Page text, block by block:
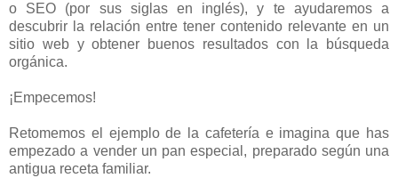
o SEO (por sus siglas en inglés), y te ayudaremos a
descubrir la relación entre tener contenido relevante en un
sitio web y obtener buenos resultados con la búsqueda
orgánica.
¡Empecemos!
Retomemos el ejemplo de la cafetería e imagina que has
empezado a vender un pan especial, preparado según una
antigua receta familiar.